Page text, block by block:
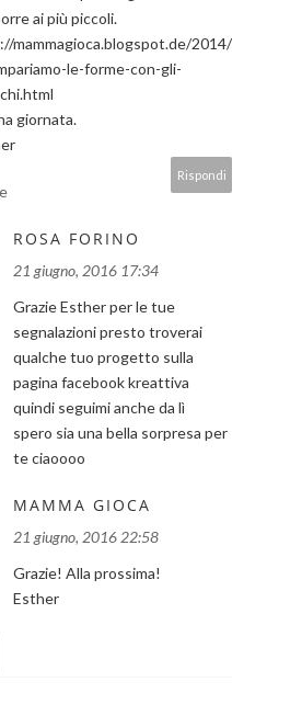
ai più piccoli.
mammagioca.blogspot.de/2014/
le-forme-con-gli-
giornata.
Rispondi
ROSA FORINO
21 giugno, 2016 17:34
Grazie Esther per le tue
segnalazioni presto troverai
qualche tuo progetto sulla
pagina facebook kreattiva
quindi seguimi anche da lì
spero sia una bella sorpresa per
te ciaoooo
MAMMA GIOCA
21 giugno, 2016 22:58
Grazie! Alla prossima!
Esther